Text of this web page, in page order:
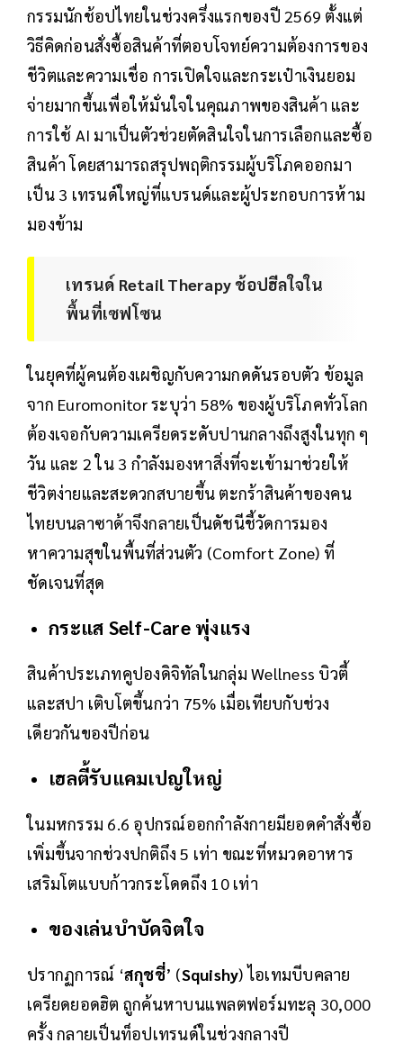
กรรมนักช้อปไทยในช่วงครึ่งแรกของปี 2569 ตั้งแต่
วิธีคิดก่อนสั่งซื้อสินค้าที่ตอบโจทย์ความต้องการของ
ชีวิตและความเชื่อ การเปิดใจและกระเป๋าเงินยอม
จ่ายมากขึ้นเพื่อให้มั่นใจในคุณภาพของสินค้า และ
การใช้ AI มาเป็นตัวช่วยตัดสินใจในการเลือกและซื้อ
สินค้า โดยสามารถสรุปพฤติกรรมผู้บริโภคออกมา
เป็น 3 เทรนด์ใหญ่ที่แบรนด์และผู้ประกอบการห้าม
มองข้าม
เทรนด์ Retail Therapy ช้อปฮีลใจใน
พื้นที่เซฟโซน
ในยุคที่ผู้คนต้องเผชิญกับความกดดันรอบตัว ข้อมูล
จาก Euromonitor ระบุว่า 58% ของผู้บริโภคทั่วโลก
ต้องเจอกับความเครียดระดับปานกลางถึงสูงในทุก ๆ
วัน และ 2 ใน 3 กำลังมองหาสิ่งที่จะเข้ามาช่วยให้
ชีวิตง่ายและสะดวกสบายขึ้น ตะกร้าสินค้าของคน
ไทยบนลาซาด้าจึงกลายเป็นดัชนีชี้วัดการมอง
หาความสุขในพื้นที่ส่วนตัว (Comfort Zone) ที่
ชัดเจนที่สุด
กระแส Self-Care พุ่งแรง
สินค้าประเภทคูปองดิจิทัลในกลุ่ม Wellness บิวตี้
และสปา เติบโตขึ้นกว่า 75% เมื่อเทียบกับช่วง
เดียวกันของปีก่อน
เฮลตี้รับแคมเปญใหญ่
ในมหกรรม 6.6 อุปกรณ์ออกกำลังกายมียอดคำสั่งซื้อ
เพิ่มขึ้นจากช่วงปกติถึง 5 เท่า ขณะที่หมวดอาหาร
เสริมโตแบบก้าวกระโดดถึง 10 เท่า
ของเล่นบำบัดจิตใจ
ปรากฏการณ์ ‘สกุชชี่’ (Squishy) ไอเทมบีบคลาย
เครียดยอดฮิต ถูกค้นหาบนแพลตฟอร์มทะลุ 30,000
ครั้ง กลายเป็นท็อปเทรนด์ในช่วงกลางปี